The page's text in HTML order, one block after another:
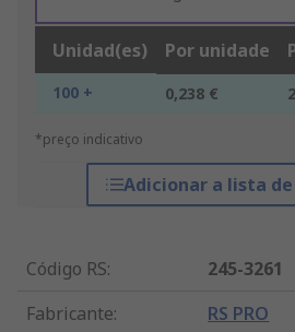
Unidad(es) Por unidade
100 + 0,238 €
*preço indicativo
Adicionar a lista
Código RS:
245-3261
Fabricante: RS PRO